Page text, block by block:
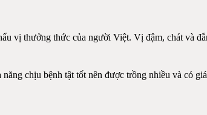
vị thưởng thức của người Việt. Vị đậm, chát và
chịu bệnh tật tốt nên được trồng nhiều và có